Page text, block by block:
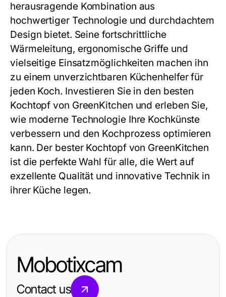
herausragende Kombination aus
hochwertiger Technologie und durchdachtem
Design bietet. Seine fortschrittliche
Wärmeleitung, ergonomische Griffe und
vielseitige Einsatzmöglichkeiten machen ihn
zu einem unverzichtbaren Küchenhelfer für
jeden Koch. Investieren Sie in den besten
Kochtopf von GreenKitchen und erleben Sie,
wie moderne Technologie Ihre Kochkünste
verbessern und den Kochprozess optimieren
kann. Der bester Kochtopfvon GreenKitchen
ist die perfekte Wahl für alle, die Wert auf
exzellente Qualität und innovative Technik in
ihrer Küche legen.
Mobotixcam
Contact us